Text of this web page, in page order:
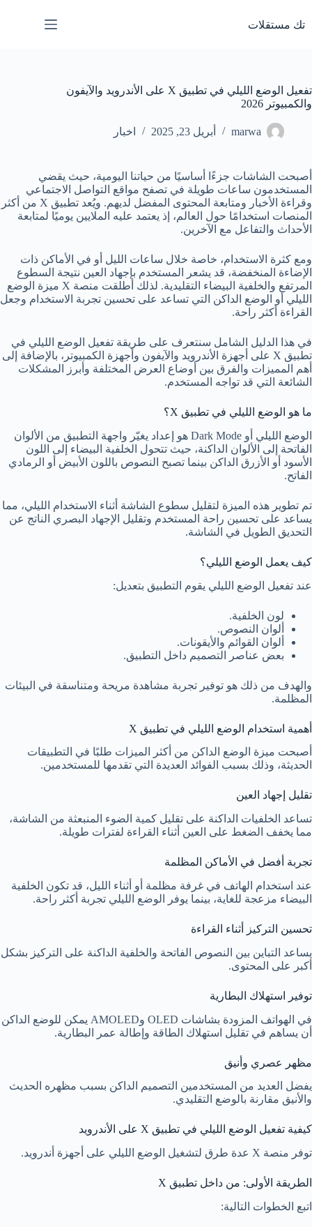
إلى
المحتوى
تك مستقلات
تفعيل الوضع الليلي في تطبيق X على الأندرويد والآيفون
والكمبيوتر 2026
marwa أبريل 23, 2025 اخبار
أصبحت الشاشات جزءًا أساسيًا من حياتنا اليومية، حيث يقضي
المستخدمون ساعات طويلة في تصفح مواقع التواصل الاجتماعي
وقراءة الأخبار ومتابعة المحتوى المفضل لديهم. ويُعد تطبيق X من أكثر
المنصات استخدامًا حول العالم، إذ يعتمد عليه الملايين يوميًا لمتابعة
الأحداث والتفاعل مع الآخرين.
ومع كثرة الاستخدام، خاصة خلال ساعات الليل أو في الأماكن ذات
الإضاءة المنخفضة، قد يشعر المستخدم بإجهاد العين نتيجة السطوع
المرتفع والخلفية البيضاء التقليدية. لذلك أطلقت منصة X ميزة الوضع
الليلي أو الوضع الداكن التي تساعد على تحسين تجربة الاستخدام وجعل
القراءة أكثر راحة.
في هذا الدليل الشامل سنتعرف على طريقة تفعيل الوضع الليلي في
تطبيق X على أجهزة الأندرويد والآيفون وأجهزة الكمبيوتر، بالإضافة إلى
أهم المميزات والفرق بين أوضاع العرض المختلفة وأبرز المشكلات
الشائعة التي قد تواجه المستخدم.
ما هو الوضع الليلي في تطبيق X؟
الوضع الليلي أو Dark Mode هو إعداد يغيّر واجهة التطبيق من الألوان
الفاتحة إلى الألوان الداكنة، حيث تتحول الخلفية البيضاء إلى اللون
الأسود أو الأزرق الداكن بينما تصبح النصوص باللون الأبيض أو الرمادي
الفاتح.
تم تطوير هذه الميزة لتقليل سطوع الشاشة أثناء الاستخدام الليلي، مما
يساعد على تحسين راحة المستخدم وتقليل الإجهاد البصري الناتج عن
التحديق الطويل في الشاشة.
كيف يعمل الوضع الليلي؟
عند تفعيل الوضع الليلي يقوم التطبيق بتعديل:
لون الخلفية.
ألوان النصوص.
ألوان القوائم والأيقونات.
بعض عناصر التصميم داخل التطبيق.
والهدف من ذلك هو توفير تجربة مشاهدة مريحة ومتناسقة في البيئات
المظلمة.
أهمية استخدام الوضع الليلي في تطبيق X
أصبحت ميزة الوضع الداكن من أكثر الميزات طلبًا في التطبيقات
الحديثة، وذلك بسبب الفوائد العديدة التي تقدمها للمستخدمين.
تقليل إجهاد العين
تساعد الخلفيات الداكنة على تقليل كمية الضوء المنبعثة من الشاشة،
مما يخفف الضغط على العين أثناء القراءة لفترات طويلة.
تجربة أفضل في الأماكن المظلمة
عند استخدام الهاتف في غرفة مظلمة أو أثناء الليل، قد تكون الخلفية
البيضاء مزعجة للغاية، بينما يوفر الوضع الليلي تجربة أكثر راحة.
تحسين التركيز أثناء القراءة
يساعد التباين بين النصوص الفاتحة والخلفية الداكنة على التركيز بشكل
أكبر على المحتوى.
توفير استهلاك البطارية
في الهواتف المزودة بشاشات OLED وAMOLED يمكن للوضع الداكن
أن يساهم في تقليل استهلاك الطاقة وإطالة عمر البطارية.
مظهر عصري وأنيق
يفضل العديد من المستخدمين التصميم الداكن بسبب مظهره الحديث
والأنيق مقارنة بالوضع التقليدي.
كيفية تفعيل الوضع الليلي في تطبيق X على الأندرويد
توفر منصة X عدة طرق لتشغيل الوضع الليلي على أجهزة أندرويد.
الطريقة الأولى: من داخل تطبيق X
اتبع الخطوات التالية: